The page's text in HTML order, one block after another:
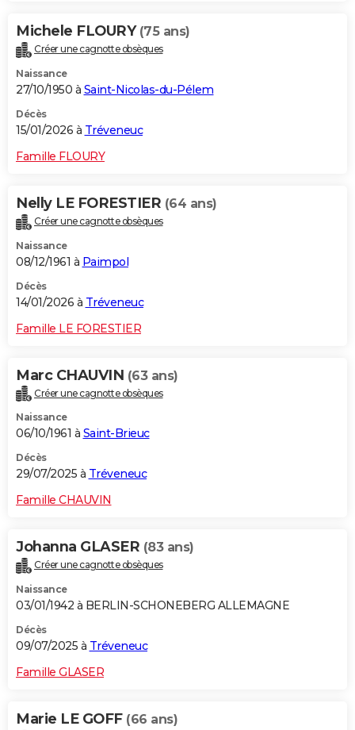
Bricolage
Lifestyle
Culture
Sport
Auto
Television
Voyage
Cinema
Michele FLOURY (75 ans)
Créer une cagnotte obsèques
Naissance
27/10/1950 à Saint-Nicolas-du-Pélem
Décès
15/01/2026 à Tréveneuc
Famille FLOURY
Nelly LE FORESTIER (64 ans)
Créer une cagnotte obsèques
Naissance
08/12/1961 à Paimpol
Décès
14/01/2026 à Tréveneuc
Famille LE FORESTIER
Marc CHAUVIN (63 ans)
Créer une cagnotte obsèques
Naissance
06/10/1961 à Saint-Brieuc
Décès
29/07/2025 à Tréveneuc
Famille CHAUVIN
Johanna GLASER (83 ans)
Créer une cagnotte obsèques
Naissance
03/01/1942 à BERLIN-SCHONEBERG ALLEMAGNE
Décès
09/07/2025 à Tréveneuc
Famille GLASER
Marie LE GOFF (66 ans)